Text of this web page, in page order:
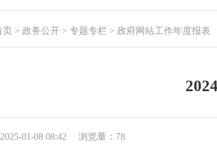
页 >政务公开 >专题专栏 >政府网站工作年度报表
01-08 08:42 浏览量： 78